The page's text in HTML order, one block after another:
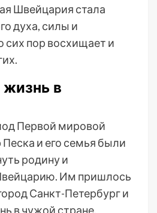
Швейцария стала
духа, силы и
сих пор восхищает и
в
Первой мировой
и его семья были
родину и
Им пришлось
Санкт-Петербург и
в чужой стране.